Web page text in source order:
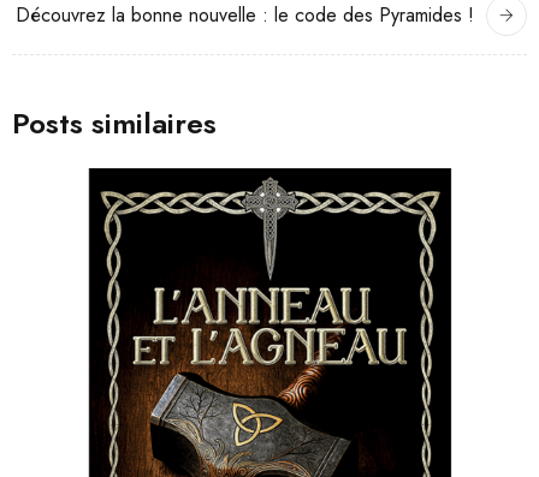
Découvrez la bonne nouvelle : le code des Pyramides !
Posts similaires